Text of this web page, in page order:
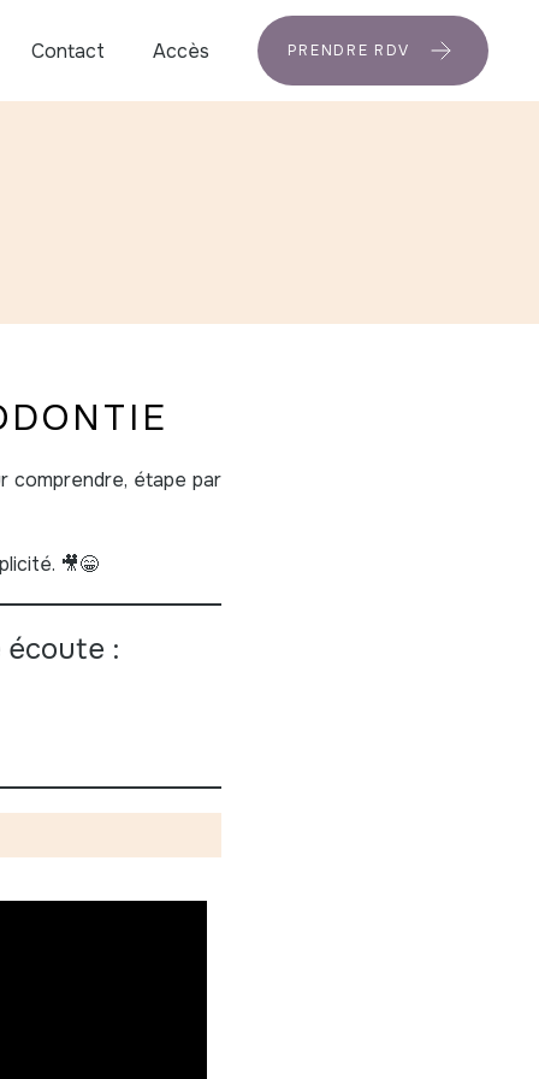
Contact Accès PRENDRE RDV
comprendre, étape par
🎥😁
écoute :